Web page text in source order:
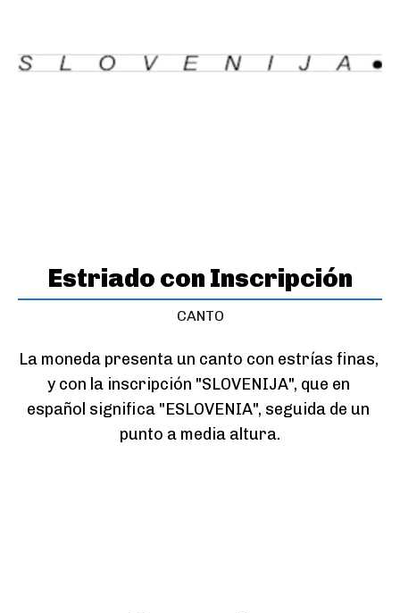
Estriado con Inscripción
CANTO
La moneda presenta un canto con estrías finas,
y con la inscripción "SLOVENIJA", que en
español significa "ESLOVENIA", seguida de un
punto a media altura.